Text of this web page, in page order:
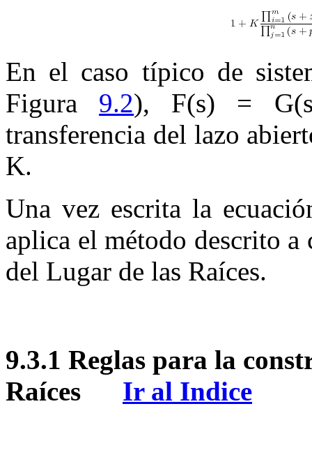
En el caso típico de
Figura 9.2), F(s) = G(
transferencia del lazo
K.
Una vez escrita la
aplica el método descrito
del Lugar de las Raíces.
9.3.1 Reglas para la
Raíces Ir al Indice